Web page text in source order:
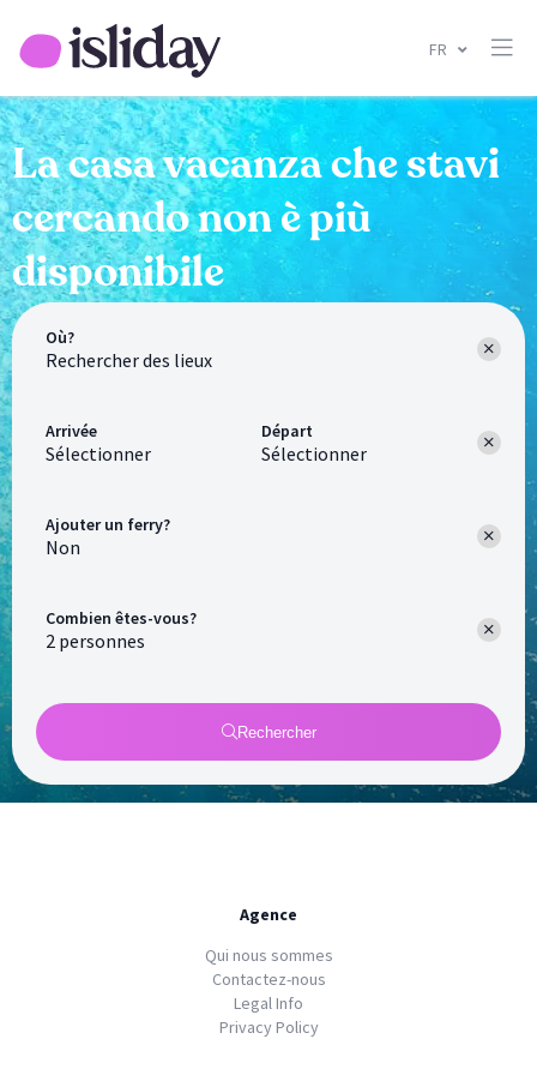
FR
La casa vacanza che stavi
cercando non è più
disponibile
Où?
Arrivée
Sélectionner
Départ
Sélectionner
Combien êtes-vous?
Ajouter un ferry?
Non
Rechercher
Agence
Qui nous sommes
Contactez-nous
Legal Info
Privacy Policy